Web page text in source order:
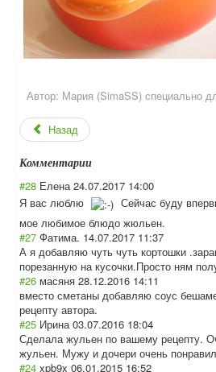
Автор: Мария (SimaSS) специально
Назад
Комментарии
#28 Елена 24.07.2017 14:00
Я вас люблю
Сейчас буду
мое любимое блюдо жюльен.
#27 Фатима. 14.07.2017 11:37
А я добавляю чуть чуть кортошки
порезанную на кусочки.Просто ням
#26 масяня 28.12.2016 14:11
вместо сметаны добавляю соус
рецепту автора.
#25 Ирина 03.07.2016 18:04
Сделала жульен по вашему рецепту.
жульен. Мужу и дочери очень
#24 xpb9x 06.01.2015 16:52